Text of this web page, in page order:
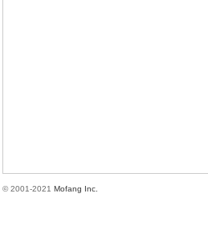
© 2001-2021 Mofang Inc.